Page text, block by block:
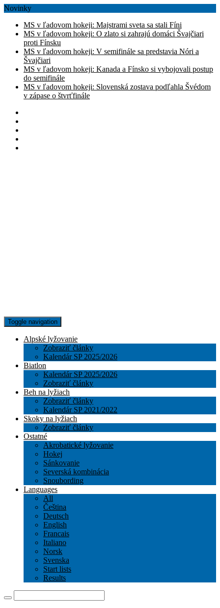
Novinky
MS v ľadovom hokeji: Majstrami sveta sa stali Fíni
MS v ľadovom hokeji: O zlato si zahrajú domáci Švajčiari
proti Fínsku
MS v ľadovom hokeji: V semifinále sa predstavia Nóri a
Švajčiari
MS v ľadovom hokeji: Kanada a Fínsko si vybojovali postup
do semifinále
MS v ľadovom hokeji: Slovenská zostava podľahla Švédom
v zápase o štvrťfinále
Toggle navigation
Alpské lyžovanie
Zobraziť články
Kalendár SP 2025/2026
Biatlon
Kalendár SP 2025/2026
Zobraziť články
Beh na lyžiach
Zobraziť články
Kalendár SP 2021/2022
Skoky na lyžiach
Zobraziť články
Ostatné
Akrobatické lyžovanie
Hokej
Sánkovanie
Severská kombinácia
Snoubording
Languages
All
Čeština
Deutsch
English
Francais
Italiano
Norsk
Svenska
Start lists
Results